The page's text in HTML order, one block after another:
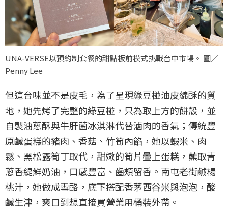
UNA-VERSE以預約制套餐的甜點板前模式挑戰台中市場。 圖／
Penny Lee
但這台味並不是皮毛，為了呈現綠豆椪油皮綿酥的質
地，她先烤了完整的綠豆椪，只為取上方的餅殼，並
自製油蔥酥與牛肝菌冰淇淋代替滷肉的香氣；傳統豐
原鹹蛋糕的豬肉、香菇、竹筍內餡，她以蝦米、肉
鬆、黑松露筍丁取代，甜嫩的筍片疊上蛋糕，蘸取青
蔥香緹鮮奶油，口感豐富、齒頰留香。南屯老街鹹楊
桃汁，她做成雪酪，底下搭配香茅西谷米與泡泡，酸
鹹生津，爽口到想直接買營業用桶裝外帶。